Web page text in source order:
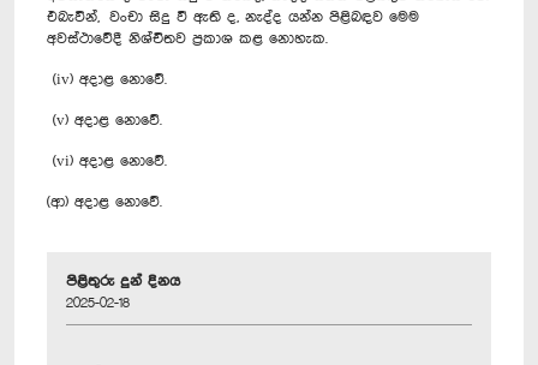
එබැවින්, වංචා සිදු වී ඇති ද, නැද්ද යන්න පිළිබඳව මෙම
අවස්ථාවේදී නිශ්චිතව ප්‍රකාශ කළ නොහැක.
(iv) අදාළ නොවේ.
(v) අදාළ නොවේ.
(vi) අදාළ නොවේ.
(ආ) අදාළ නොවේ.
පිළිතුරු දුන් දිනය
2025-02-18